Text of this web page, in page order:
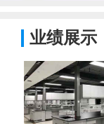
业绩展示